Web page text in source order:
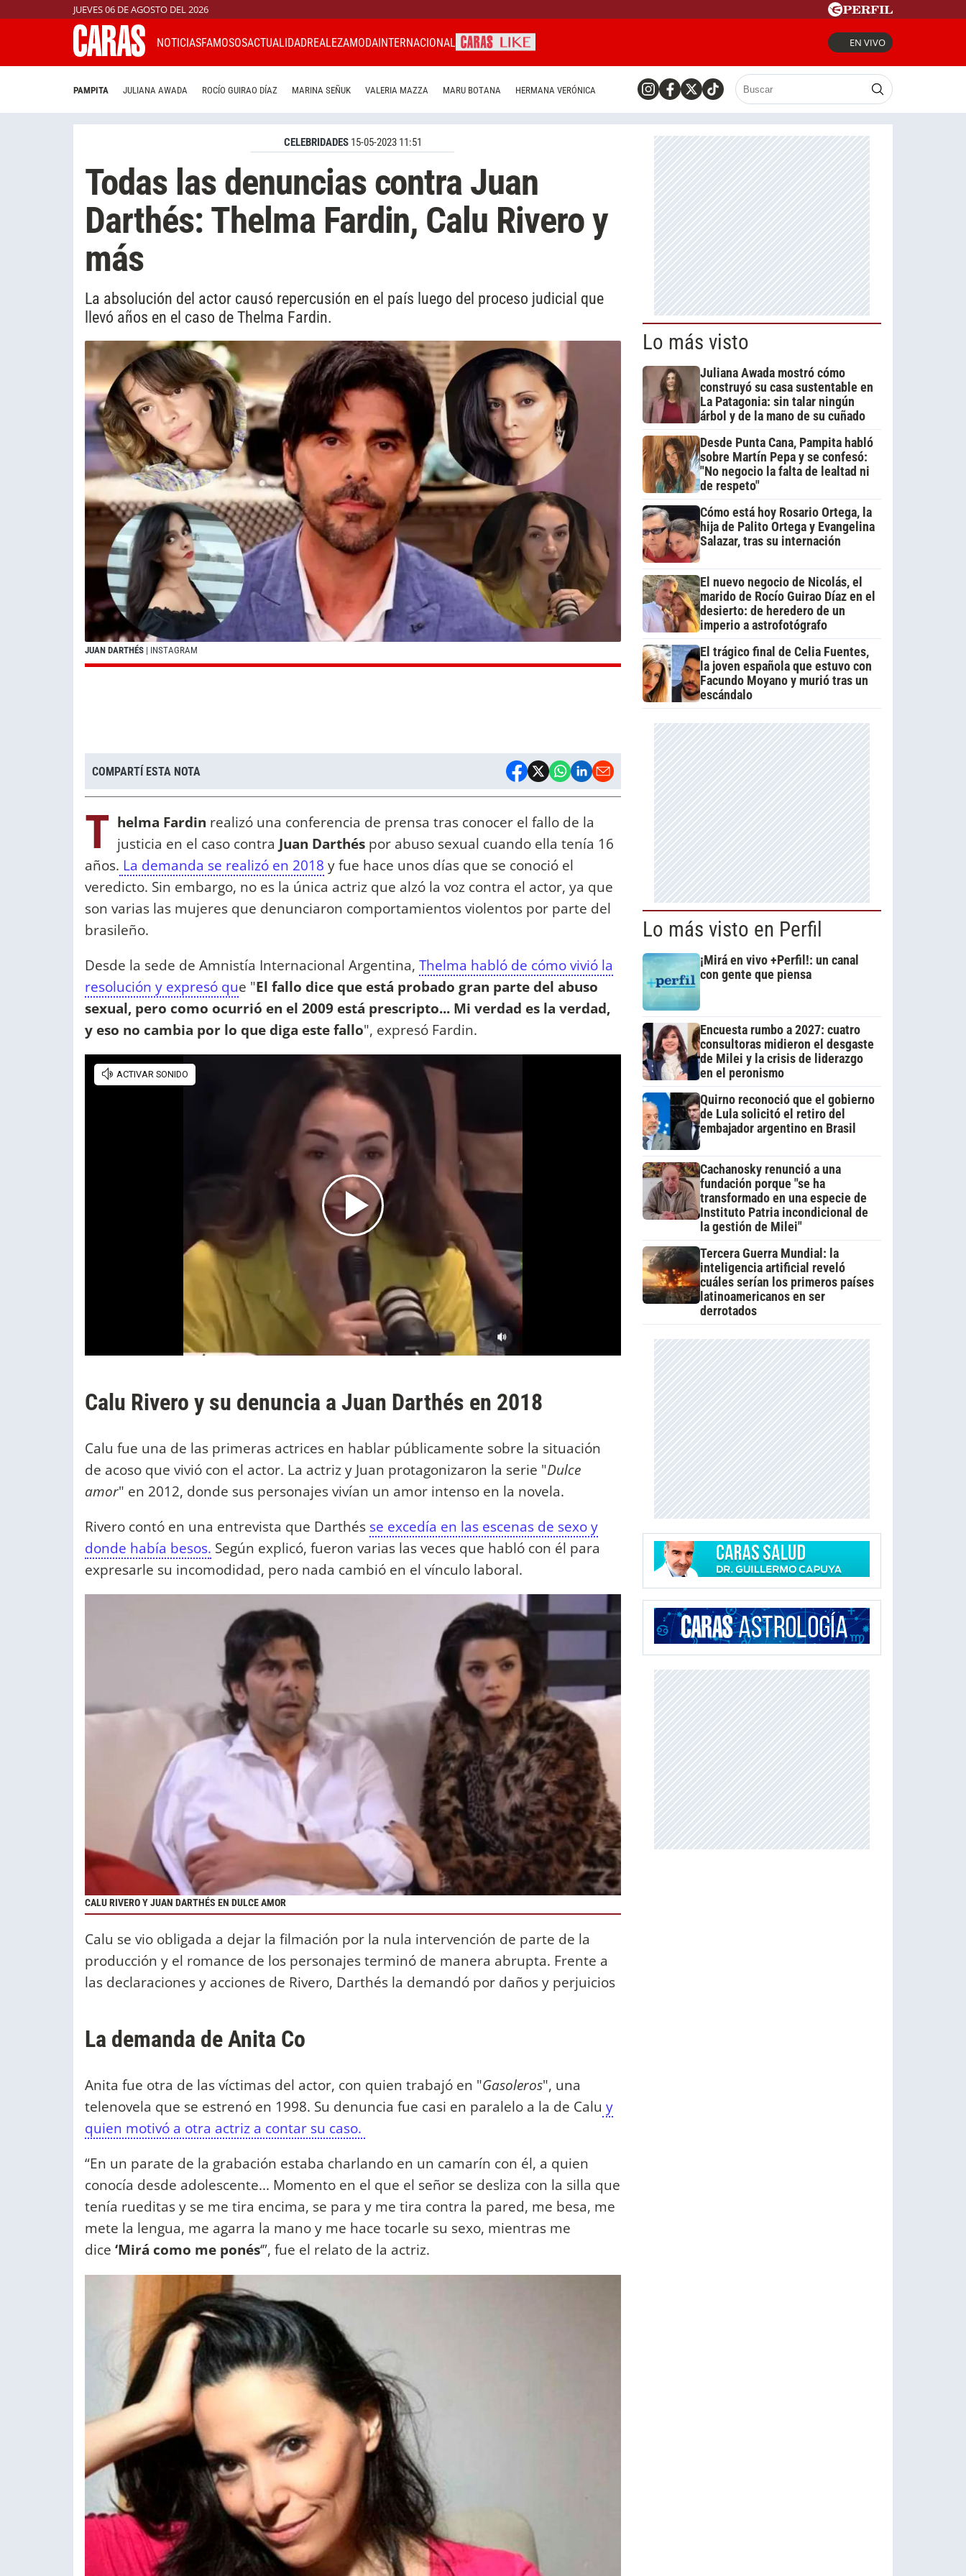
JUEVES 06 DE AGOSTO DEL 2026
NOTICIASFAMOSOSACTUALIDADREALEZAMODAINTERNACIONAL EN VIVO
PAMPITA JULIANA AWADA ROCÍO GUIRAO DÍAZ MARINA SEÑUK VALERIA MAZZA MARU BOTANA HERMANA VERÓNICA
CELEBRIDADES 15-05-2023 11:51
Todas las denuncias contra Juan
Darthés: Thelma Fardin, Calu Rivero y
más
La absolución del actor causó repercusión en el país luego del proceso judicial que
llevó años en el caso de Thelma Fardin.
JUAN DARTHÉS | INSTAGRAM
COMPARTÍ ESTA NOTA
T helma Fardin realizó una conferencia de prensa tras conocer el fallo de la
justicia en el caso contra Juan Darthés por abuso sexual cuando ella tenía 16
años. La demanda se realizó en 2018 y fue hace unos días que se conoció el
veredicto. Sin embargo, no es la única actriz que alzó la voz contra el actor, ya que
son varias las mujeres que denunciaron comportamientos violentos por parte del
brasileño.
Desde la sede de Amnistía Internacional Argentina, Thelma habló de cómo vivió la
resolución y expresó que "El fallo dice que está probado gran parte del abuso
sexual, pero como ocurrió en el 2009 está prescripto... Mi verdad es la verdad,
y eso no cambia por lo que diga este fallo", expresó Fardin.
Calu Rivero y su denuncia a Juan Darthés en 2018
Calu fue una de las primeras actrices en hablar públicamente sobre la situación
de acoso que vivió con el actor. La actriz y Juan protagonizaron la serie "Dulce
amor" en 2012, donde sus personajes vivían un amor intenso en la novela.
Rivero contó en una entrevista que Darthés se excedía en las escenas de sexo y
donde había besos. Según explicó, fueron varias las veces que habló con él para
expresarle su incomodidad, pero nada cambió en el vínculo laboral.
CALU RIVERO Y JUAN DARTHÉS EN DULCE AMOR
Calu se vio obligada a dejar la filmación por la nula intervención de parte de la
producción y el romance de los personajes terminó de manera abrupta. Frente a
las declaraciones y acciones de Rivero, Darthés la demandó por daños y perjuicios
La demanda de Anita Co
Anita fue otra de las víctimas del actor, con quien trabajó en "Gasoleros", una
telenovela que se estrenó en 1998. Su denuncia fue casi en paralelo a la de Calu y
quien motivó a otra actriz a contar su caso.
“En un parate de la grabación estaba charlando en un camarín con él, a quien
conocía desde adolescente... Momento en el que el señor se desliza con la silla que
tenía rueditas y se me tira encima, se para y me tira contra la pared, me besa, me
mete la lengua, me agarra la mano y me hace tocarle su sexo, mientras me
dice ‘Mirá como me ponés‘”, fue el relato de la actriz.
Lo más visto
Juliana Awada mostró cómo
construyó su casa sustentable en
La Patagonia: sin talar ningún
árbol y de la mano de su cuñado
Desde Punta Cana, Pampita habló
sobre Martín Pepa y se confesó:
"No negocio la falta de lealtad ni
de respeto"
Cómo está hoy Rosario Ortega, la
hija de Palito Ortega y Evangelina
Salazar, tras su internación
El nuevo negocio de Nicolás, el
marido de Rocío Guirao Díaz en el
desierto: de heredero de un
imperio a astrofotógrafo
El trágico final de Celia Fuentes,
la joven española que estuvo con
Facundo Moyano y murió tras un
escándalo
Lo más visto en Perfil
¡Mirá en vivo +Perfil!: un canal
con gente que piensa
Encuesta rumbo a 2027: cuatro
consultoras midieron el desgaste
de Milei y la crisis de liderazgo
en el peronismo
Quirno reconoció que el gobierno
de Lula solicitó el retiro del
embajador argentino en Brasil
Cachanosky renunció a una
fundación porque "se ha
transformado en una especie de
Instituto Patria incondicional de
la gestión de Milei"
Tercera Guerra Mundial: la
inteligencia artificial reveló
cuáles serían los primeros países
latinoamericanos en ser
derrotados